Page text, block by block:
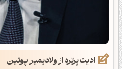
ادیت پرتره از ولادیمیر پوتین